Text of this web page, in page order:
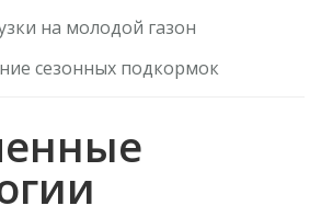
на молодой газон
сезонных подкормок